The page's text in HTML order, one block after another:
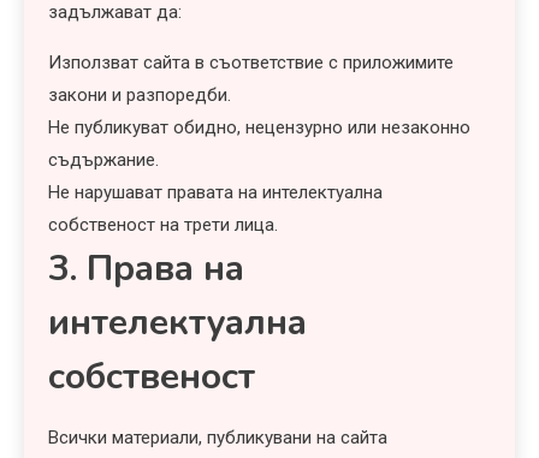
задължават да:
Използват сайта в съответствие с приложимите
закони и разпоредби.
Не публикуват обидно, нецензурно или незаконно
съдържание.
Не нарушават правата на интелектуална
собственост на трети лица.
3. Права на
интелектуална
собственост
Всички материали, публикувани на сайта